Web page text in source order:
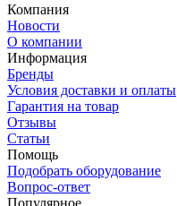
Компания
Новости
О компании
Информация
Бренды
Условия доставки и оплаты
Гарантия на товар
Отзывы
Статьи
Помощь
Подобрать оборудование
Вопрос-ответ
Популярное